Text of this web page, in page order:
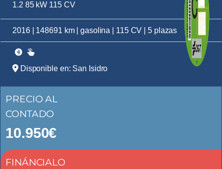
1.2 85 kW 115 CV
2016 | 148691 km | gasolina | 115 CV | 5 plazas
Disponible en: San Isidro
PRECIO AL
CONTADO
10.950€
FINÁNCIALO